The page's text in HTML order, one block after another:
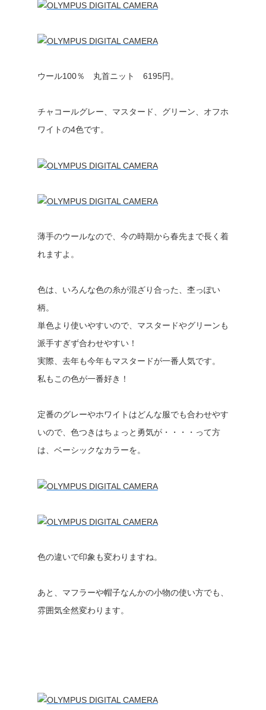
ウール100％ 丸首ニット 6195円。
チャコールグレー、マスタード、グリーン、オフホ
ワイトの4色です。
薄手のウールなので、今の時期から春先まで長く着
れますよ。
色は、いろんな色の糸が混ざり合った、杢っぽい
柄。
単色より使いやすいので、マスタードやグリーンも
派手すぎず合わせやすい！
実際、去年も今年もマスタードが一番人気です。
私もこの色が一番好き！
定番のグレーやホワイトはどんな服でも合わせやす
いので、色つきはちょっと勇気が・・・・って方
は、ベーシックなカラーを。
色の違いで印象も変わりますね。
あと、マフラーや帽子なんかの小物の使い方でも、
雰囲気全然変わります。